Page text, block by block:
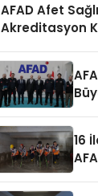
AFAD Afet
Akreditasyon
16